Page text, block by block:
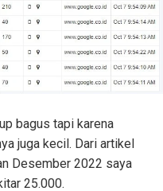
bagus tapi karena
juga kecil. Dari artikel
Desember 2022 saya
25.000.